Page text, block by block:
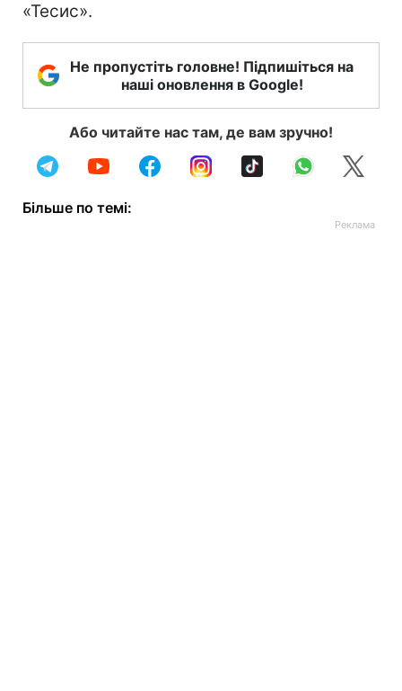
«Тесис».
Не пропустіть головне! Підпишіться на
наші оновлення в Google!
Або читайте нас там, де вам зручно!
Більше по темі: